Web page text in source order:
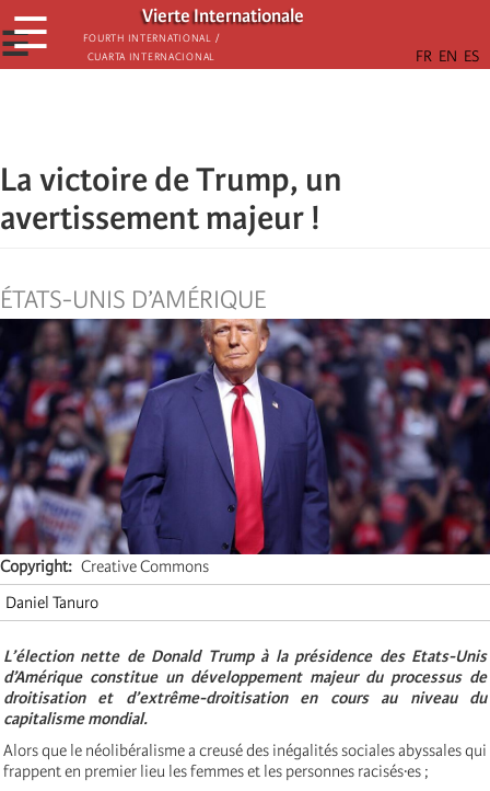
Skip
to
main
Vierte Internationale
Fourth International /
Cuarta Internacional
☰
☰
La victoire de Trump, un
avertissement majeur !
ÉTATS-UNIS D’AMÉRIQUE
Copyright
Creative Commons
Daniel Tanuro
L’élection nette de Donald Trump à la présidence des Etats-Unis
d’Amérique constitue un développement majeur du processus de
droitisation et d’extrême-droitisation en cours au niveau du
capitalisme mondial.
Alors que le néolibéralisme a creusé des inégalités sociales abyssales qui
frappent en premier lieu les femmes et les personnes racisés·es ;